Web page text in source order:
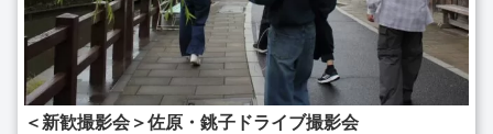
＜新歓撮影会＞佐原・銚子ドライブ撮影会